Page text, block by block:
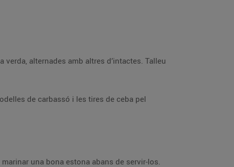
alternades amb altres d’intactes. Talleu
de carbassó i les tires de ceba pel
una bona estona abans de servir-los.